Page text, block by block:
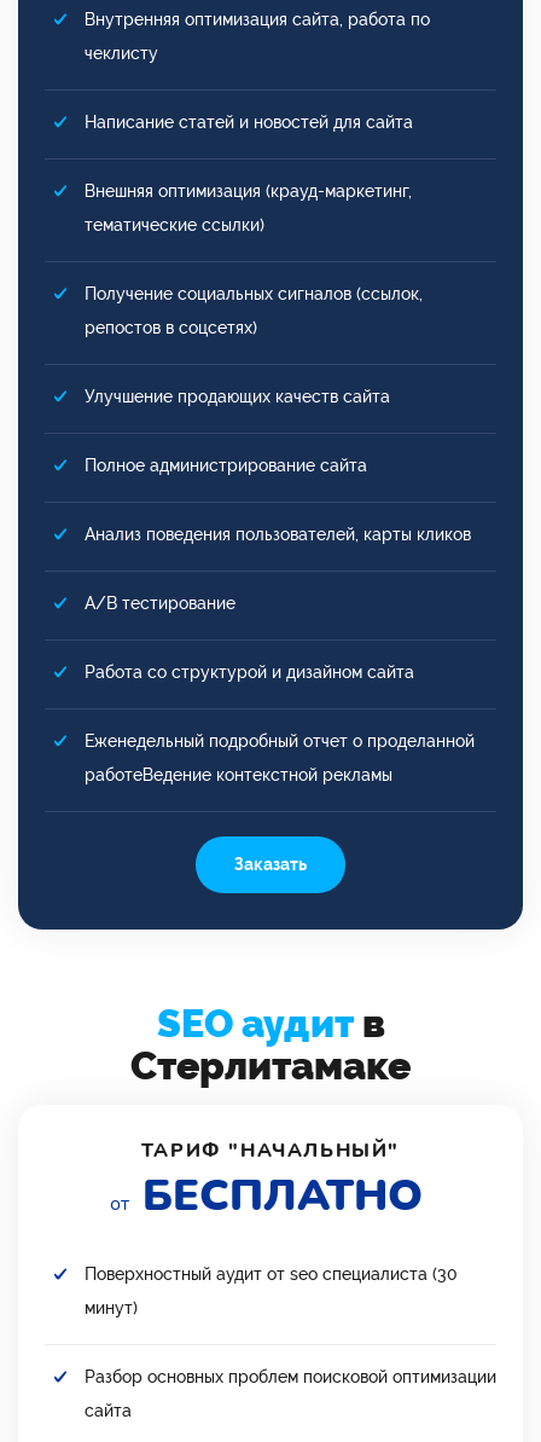
Внутренняя оптимизация сайта, работа по
чеклисту
Написание статей и новостей для сайта
Внешняя оптимизация (крауд-маркетинг,
тематические ссылки)
Получение социальных сигналов (ссылок,
репостов в соцсетях)
Улучшение продающих качеств сайта
Полное администрирование сайта
Анализ поведения пользователей, карты кликов
A/B тестирование
Работа со структурой и дизайном сайта
Еженедельный подробный отчет о проделанной
работеВедение контекстной рекламы
Заказать
SEO аудитв
Стерлитамаке
ТАРИФ "НАЧАЛЬНЫЙ"
от БЕСПЛАТНО
Поверхностный аудит от seo специалиста (30
минут)
Разбор основных проблем поисковой оптимизации
сайта